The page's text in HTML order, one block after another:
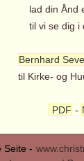
lad din Ånd
til vi se dig i
Bernhard
til Kirke- og
PDF -
Seite -